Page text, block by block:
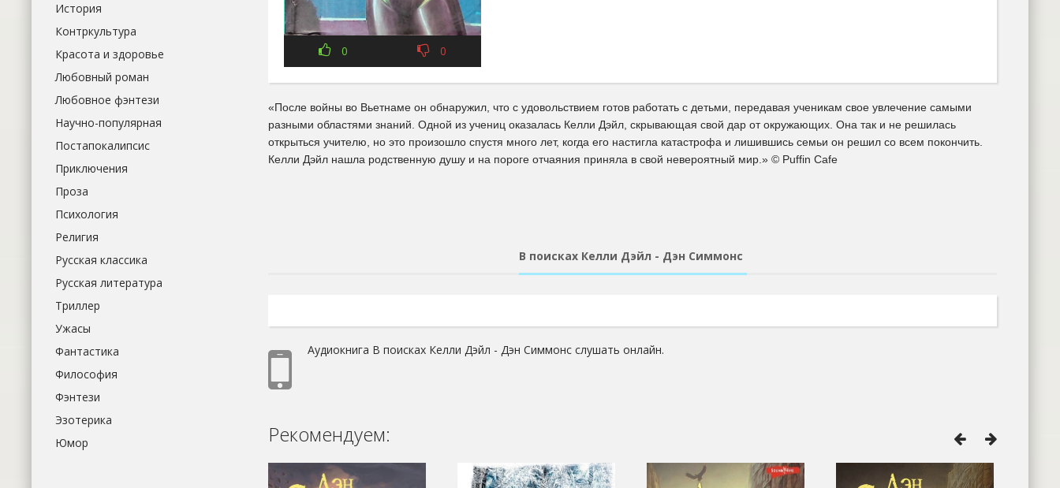
0 0
«После войны во Вьетнаме он обнаружил, что с удовольствием готов работать с детьми, передавая ученикам свое увлечение самыми
разными областями знаний. Одной из учениц оказалась Келли Дэйл, скрывающая свой дар от окружающих. Она так и не решилась
открыться учителю, но это произошло спустя много лет, когда его настигла катастрофа и лишившись семьи он решил со всем покончить.
Келли Дэйл нашла родственную душу и на пороге отчаяния приняла в свой невероятный мир.» © Puffin Cafe
В поисках Келли Дэйл - Дэн Симмонс
Аудиокнига В поисках Келли Дэйл - Дэн Симмонс слушать онлайн.
Рекомендуем:
История
Контркультура
Красота и здоровье
Любовный роман
Любовное фэнтези
Научно-популярная
Постапокалипсис
Приключения
Проза
Психология
Религия
Русская классика
Русская литература
Триллер
Ужасы
Фантастика
Философия
Фэнтези
Эзотерика
Юмор